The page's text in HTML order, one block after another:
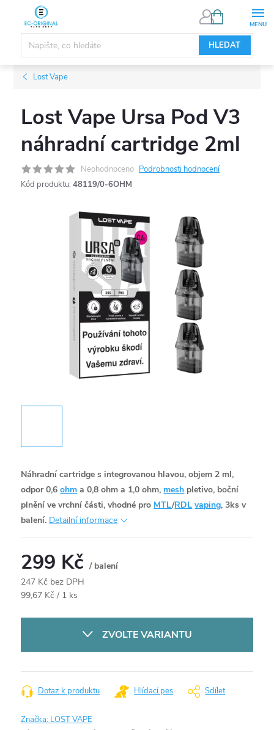
obsah
HLEDAT
NÁKUPNÍ
Lost Vape
Lost Vape Ursa Pod V3
náhradní cartridge 2ml
Neohodnoceno Podrobnosti hodnocení
Kód produktu: 48119/0-6OHM
Náhradní cartridge s integrovanou hlavou, objem 2 ml,
odpor 0,6ohm a 0,8 ohm a 1,0 ohm, mesh pletivo, boční
plnění ve vrchní části, vhodné pro MTL/RDL vaping, 3ks v
balení. Detailní informace
299 Kč/ balení
247 Kč bez DPH
Měrná
99,67 Kč / 1 ks
ZVOLTE VARIANTU
Dotaz k produktu Hlídací pes Sdílet
Značka: LOST VAPE